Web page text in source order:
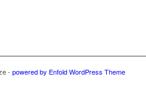
- powered by Enfold WordPress Theme